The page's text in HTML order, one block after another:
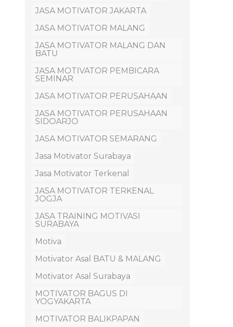
JASA MOTIVATOR JAKARTA
JASA MOTIVATOR MALANG
JASA MOTIVATOR MALANG DAN
BATU
JASA MOTIVATOR PEMBICARA
SEMINAR
JASA MOTIVATOR PERUSAHAAN
JASA MOTIVATOR PERUSAHAAN
SIDOARJO
JASA MOTIVATOR SEMARANG
Jasa Motivator Surabaya
Jasa Motivator Terkenal
JASA MOTIVATOR TERKENAL
JOGJA
JASA TRAINING MOTIVASI
SURABAYA
Motiva
Motivator Asal BATU & MALANG
Motivator Asal Surabaya
MOTIVATOR BAGUS DI
YOGYAKARTA
MOTIVATOR BALIKPAPAN